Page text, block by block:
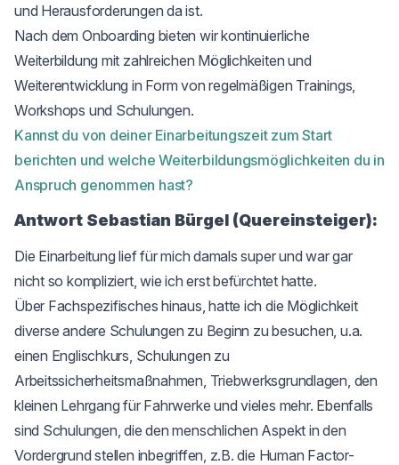
und Herausforderungen da ist.
Nach dem Onboarding bieten wir kontinuierliche
Weiterbildung mit zahlreichen Möglichkeiten und
Weiterentwicklung in Form von regelmäßigen Trainings,
Workshops und Schulungen.
Kannst du von deiner Einarbeitungszeit zum Start
berichten und welche Weiterbildungsmöglichkeiten du in
Anspruch genommen hast?
Antwort Sebastian Bürgel (Quereinsteiger):
Die Einarbeitung lief für mich damals super und war gar
nicht so kompliziert, wie ich erst befürchtet hatte.
Über Fachspezifisches hinaus, hatte ich die Möglichkeit
diverse andere Schulungen zu Beginn zu besuchen, u.a.
einen Englischkurs, Schulungen zu
Arbeitssicherheitsmaßnahmen, Triebwerksgrundlagen, den
kleinen Lehrgang für Fahrwerke und vieles mehr. Ebenfalls
sind Schulungen, die den menschlichen Aspekt in den
Vordergrund stellen inbegriffen, z.B. die Human Factor-